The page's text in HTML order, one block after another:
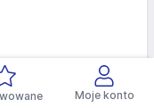
Moje konto